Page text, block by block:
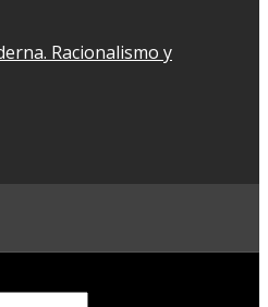
Racionalismo y